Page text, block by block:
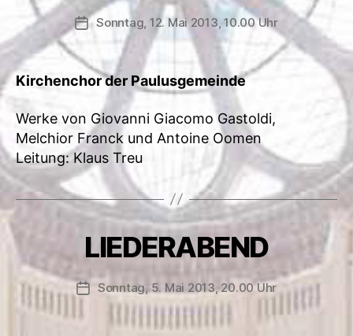
Veröffentlichungsdatum
Sonntag, 12. Mai 2013, 10.00 Uhr
Kirchenchor der Paulusgemeinde
Werke von Giovanni Giacomo Gastoldi,
Melchior Franck und Antoine Oomen
Leitung: Klaus Treu
LIEDERABEND
Veröffentlichungsdatum
Sonntag, 5. Mai 2013, 20.00 Uhr